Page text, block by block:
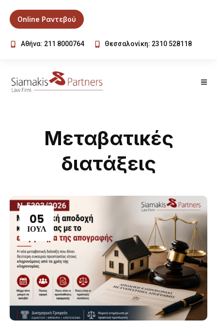
Online Ραντεβού
Αθήνα: 211 8000764 Θεσσαλονίκη: 2310 528118
Μεταβατικές
διατάξεις
05
ΙΟΎΛ